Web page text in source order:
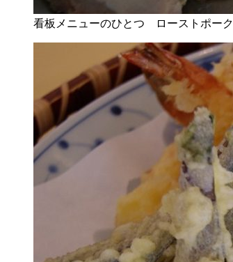
看板メニューのひとつ ローストポーク